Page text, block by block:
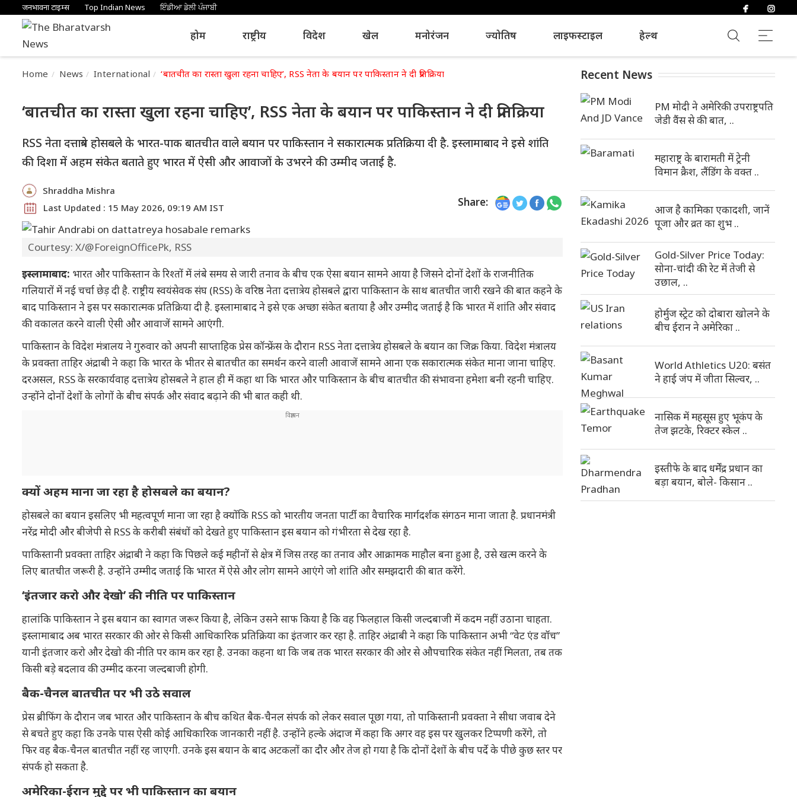
जनभावना टाइम्स Top Indian News ਇੰਡੀਆ ਡੇਲੀ ਪੰਜਾਬੀ
होम राष्ट्रीय विदेश खेल मनोरंजन ज्योतिष लाइफस्टाइल हेल्थ
Home News International ‘बातचीत का रास्ता खुला रहना चाहिए’, RSS नेता के बयान पर पाकिस्तान ने दी प्रतिक्रिया
‘बातचीत का रास्ता खुला रहना चाहिए’, RSS नेता के बयान पर पाकिस्तान ने दी प्रतिक्रिया
RSS नेता दत्तात्रेय होसबले के भारत-पाक बातचीत वाले बयान पर पाकिस्तान ने सकारात्मक प्रतिक्रिया दी है. इस्लामाबाद ने इसे शांति
की दिशा में अहम संकेत बताते हुए भारत में ऐसी और आवाजों के उभरने की उम्मीद जताई है.
Shraddha Mishra
Last Updated : 15 May 2026, 09:19 AM IST
Share:
Courtesy: X/@ForeignOfficePk, RSS
इस्लामाबाद: भारत और पाकिस्तान के रिश्तों में लंबे समय से जारी तनाव के बीच एक ऐसा बयान सामने आया है जिसने दोनों देशों के राजनीतिक
गलियारों में नई चर्चा छेड़ दी है. राष्ट्रीय स्वयंसेवक संघ (RSS) के वरिष्ठ नेता दत्तात्रेय होसबले द्वारा पाकिस्तान के साथ बातचीत जारी रखने की बात कहने के
बाद पाकिस्तान ने इस पर सकारात्मक प्रतिक्रिया दी है. इस्लामाबाद ने इसे एक अच्छा संकेत बताया है और उम्मीद जताई है कि भारत में शांति और संवाद
की वकालत करने वाली ऐसी और आवाजें सामने आएंगी.
पाकिस्तान के विदेश मंत्रालय ने गुरुवार को अपनी साप्ताहिक प्रेस कॉन्फ्रेंस के दौरान RSS नेता दत्तात्रेय होसबले के बयान का जिक्र किया. विदेश मंत्रालय
के प्रवक्ता ताहिर अंद्राबी ने कहा कि भारत के भीतर से बातचीत का समर्थन करने वाली आवाजें सामने आना एक सकारात्मक संकेत माना जाना चाहिए.
दरअसल, RSS के सरकार्यवाह दत्तात्रेय होसबले ने हाल ही में कहा था कि भारत और पाकिस्तान के बीच बातचीत की संभावना हमेशा बनी रहनी चाहिए.
उन्होंने दोनों देशों के लोगों के बीच संपर्क और संवाद बढ़ाने की भी बात कही थी.
क्यों अहम माना जा रहा है होसबले का बयान?
होसबले का बयान इसलिए भी महत्वपूर्ण माना जा रहा है क्योंकि RSS को भारतीय जनता पार्टी का वैचारिक मार्गदर्शक संगठन माना जाता है. प्रधानमंत्री
नरेंद्र मोदी और बीजेपी से RSS के करीबी संबंधों को देखते हुए पाकिस्तान इस बयान को गंभीरता से देख रहा है.
पाकिस्तानी प्रवक्ता ताहिर अंद्राबी ने कहा कि पिछले कई महीनों से क्षेत्र में जिस तरह का तनाव और आक्रामक माहौल बना हुआ है, उसे खत्म करने के
लिए बातचीत जरूरी है. उन्होंने उम्मीद जताई कि भारत में ऐसे और लोग सामने आएंगे जो शांति और समझदारी की बात करेंगे.
‘इंतजार करो और देखो’ की नीति पर पाकिस्तान
हालांकि पाकिस्तान ने इस बयान का स्वागत जरूर किया है, लेकिन उसने साफ किया है कि वह फिलहाल किसी जल्दबाजी में कदम नहीं उठाना चाहता.
इस्लामाबाद अब भारत सरकार की ओर से किसी आधिकारिक प्रतिक्रिया का इंतजार कर रहा है. ताहिर अंद्राबी ने कहा कि पाकिस्तान अभी “वेट एंड वॉच”
यानी इंतजार करो और देखो की नीति पर काम कर रहा है. उनका कहना था कि जब तक भारत सरकार की ओर से औपचारिक संकेत नहीं मिलता, तब तक
किसी बड़े बदलाव की उम्मीद करना जल्दबाजी होगी.
बैक-चैनल बातचीत पर भी उठे सवाल
प्रेस ब्रीफिंग के दौरान जब भारत और पाकिस्तान के बीच कथित बैक-चैनल संपर्क को लेकर सवाल पूछा गया, तो पाकिस्तानी प्रवक्ता ने सीधा जवाब देने
से बचते हुए कहा कि उनके पास ऐसी कोई आधिकारिक जानकारी नहीं है. उन्होंने हल्के अंदाज में कहा कि अगर वह इस पर खुलकर टिप्पणी करेंगे, तो
फिर वह बैक-चैनल बातचीत नहीं रह जाएगी. उनके इस बयान के बाद अटकलों का दौर और तेज हो गया है कि दोनों देशों के बीच पर्दे के पीछे कुछ स्तर पर
संपर्क हो सकता है.
अमेरिका-ईरान मुद्दे पर भी पाकिस्तान का बयान
Recent News
PM मोदी ने अमेरिकी उपराष्ट्रपति
जेडी वैंस से की बात, ..
महाराष्ट्र के बारामती में ट्रेनी
विमान क्रैश, लैंडिंग के वक्त ..
आज है कामिका एकादशी, जानें
पूजा और व्रत का शुभ ..
Gold-Silver Price Today:
सोना-चांदी की रेट में तेजी से
उछाल, ..
होर्मुज स्ट्रेट को दोबारा खोलने के
बीच ईरान ने अमेरिका ..
World Athletics U20: बसंत
ने हाई जंप में जीता सिल्वर, ..
नासिक में महसूस हुए भूकंप के
तेज झटके, रिक्टर स्केल ..
इस्तीफे के बाद धर्मेंद्र प्रधान का
बड़ा बयान, बोले- किसान ..